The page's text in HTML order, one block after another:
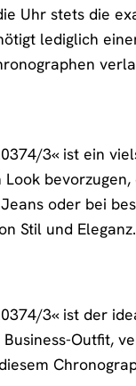
Uhr stets die
lediglich
3« ist ein
oder bei
Stil und Eleganz.
3« ist der
Outfit,